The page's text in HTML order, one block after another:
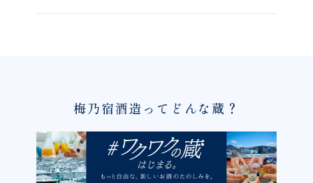
梅乃宿酒造ってどんな蔵？